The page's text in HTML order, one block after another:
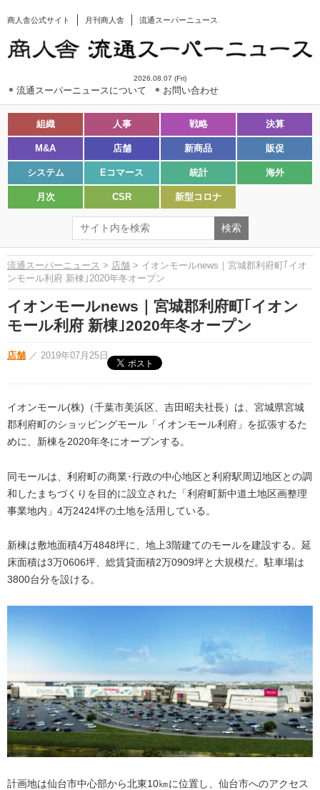
商人舎公式サイト 月刊商人舎 流通スーパーニュース
2026.08.07 (Fri)
流通スーパーニュースについて お問い合わせ
組織 人事 戦略 決算
M&A 店舗 新商品 販促
システム Eコマース 統計 海外
月次 CSR 新型コロナ
流通スーパーニュース > 店舗 > イオンモールnews｜宮城郡利府町｢イオ
ンモール利府 新棟｣2020年冬オープン
イオンモールnews｜宮城郡利府町｢イオン
モール利府 新棟｣2020年冬オープン
店舗 ／ 2019年07月25日
イオンモール(株)（千葉市美浜区、吉田昭夫社長）は、宮城県宮城
郡利府町のショッピングモール「イオンモール利府」を拡張するた
めに、新棟を2020年冬にオープンする。
同モールは、利府町の商業･行政の中心地区と利府駅周辺地区との調
和したまちづくりを目的に設立された「利府町新中道土地区画整理
事業地内」4万2424坪の土地を活用している。
新棟は敷地面積4万4848坪に、地上3階建てのモールを建設する。延
床面積は3万0606坪、総賃貸面積2万0909坪と大規模だ。駐車場は
3800台分を設ける。
計画地は仙台市中心部から北東10㎞に位置し、仙台市へのアクセス